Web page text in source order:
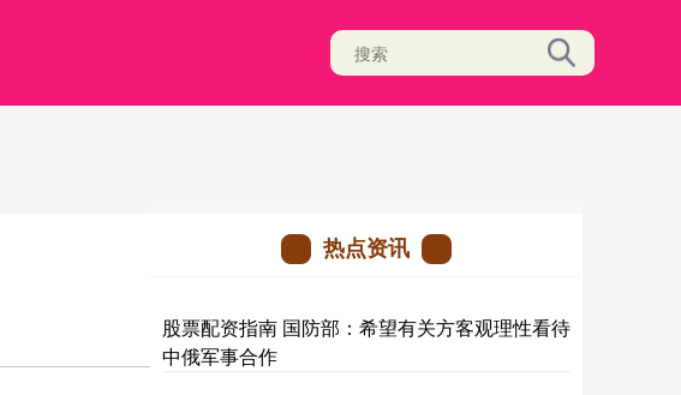
热点资讯
股票配资指南 国防部：希望有关方客观理性看待
中俄军事合作